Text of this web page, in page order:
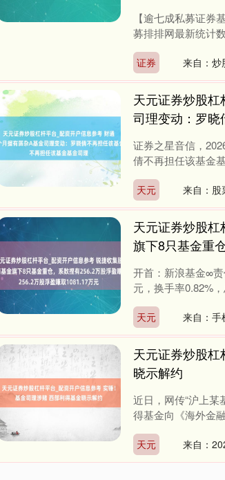
【逾七成私募证
募排排网最新统计
证券 来自：炒
天元证券炒股
司理变动：罗晓
证券之星音信，
倩不再担任该基金
天元 来自：股
天元证券炒股
旗下8只基金重
开首：新浪基金∞
元，换手率0.82%
天元 来自：手
天元证券炒股
晓示解约
近日，网传“沪上某
得基金向《海外金
天元 来自：